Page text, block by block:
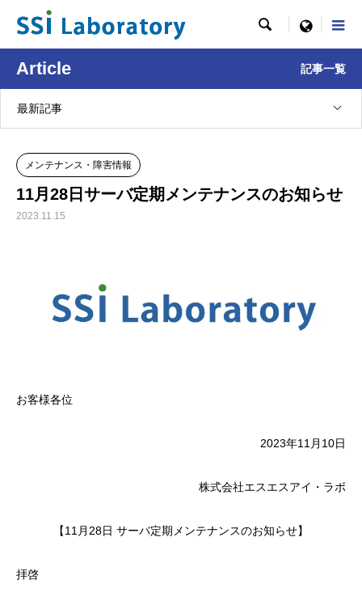
 menu
Article 記事一覧
最新記事
メンテナンス・障害情報
11月28日サーバ定期メンテナンスのお知らせ
2023.11.15
お客様各位
2023年11月10日
株式会社エスエスアイ・ラボ
【11月28日 サーバ定期メンテナンスのお知らせ】
拝啓